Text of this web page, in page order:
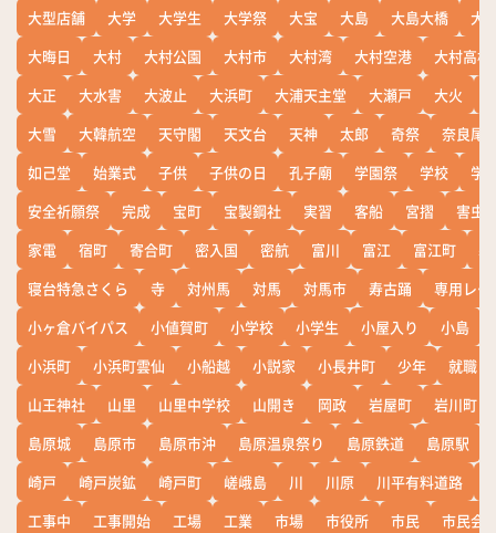
大型店舗
大学 大学生 大学祭 大宝 大島 大島大橋
大
大晦日
大村 大村公園 大村市 大村湾 大村空港
大村高校
大正
大水害 大波止 大浜町 大浦天主堂 大瀬戸 大火
大雪
大韓航空 天守閣 天文台 天神 太郎 奇祭
奈良尾
如己堂
始業式 子供 子供の日 孔子廟 学園祭 学校
学
安全祈願祭
完成 宝町 宝製鋼社 実習 客船 宮摺
害虫
家電
宿町 寄合町 密入国 密航 富川 富江 富江町
寝台特急さくら
寺 対州馬 対馬 対馬市 寿古踊
専用レー
小ヶ倉バイパス
小値賀町 小学校 小学生 小屋入り 小島
小浜町
小浜町雲仙 小船越 小説家 小長井町 少年
就職
山王神社
山里 山里中学校 山開き 岡政 岩屋町
岩川町
島原城
島原市 島原市沖 島原温泉祭り 島原鉄道 島原駅
崎戸
崎戸炭鉱 崎戸町 嵯峨島 川 川原 川平有料道路
工事中
工事開始 工場 工業 市場 市役所 市民 市民会